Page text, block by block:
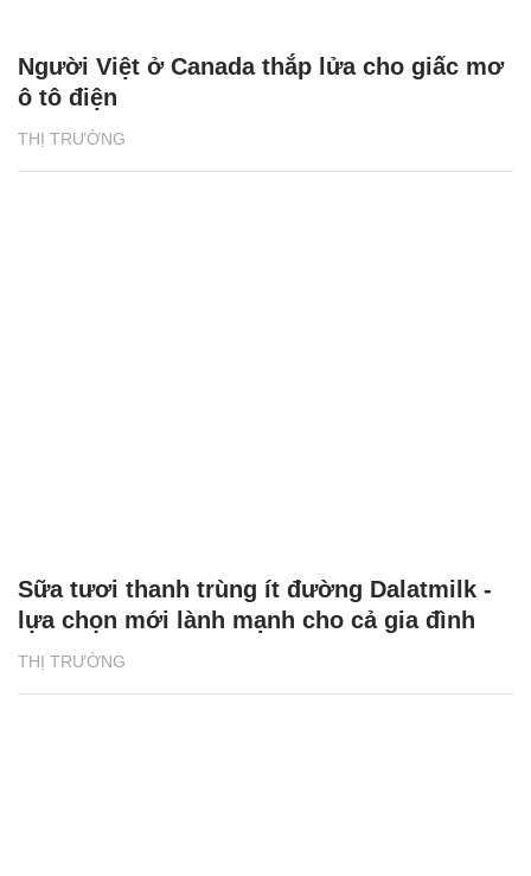
THỊ TRƯỜNG
Người Việt ở Canada thắp lửa cho giấc mơ
ô tô điện
THỊ TRƯỜNG
Sữa tươi thanh trùng ít đường Dalatmilk -
lựa chọn mới lành mạnh cho cả gia đình